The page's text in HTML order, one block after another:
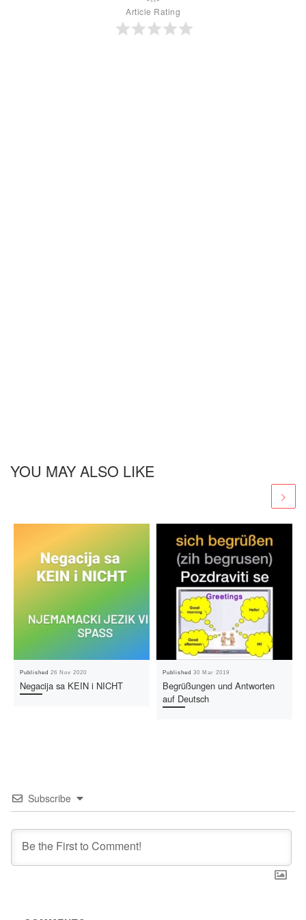
Article Rating
YOU MAY ALSO LIKE
Published26 Nov 2020
Negacija sa KEIN i NICHT
Published30 Mar 2019
Begrüßungen und Antworten
auf Deutsch
Subscribe